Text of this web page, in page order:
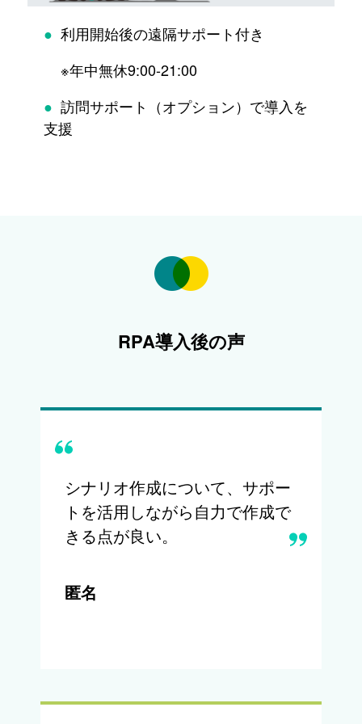
● 利用開始後の遠隔サポート付き
※年中無休9:00-21:00
● 訪問サポート（オプション）で導入を
支援
RPA導入後の声
シナリオ作成について、サポー
トを活用しながら自力で作成で
きる点が良い。
匿名